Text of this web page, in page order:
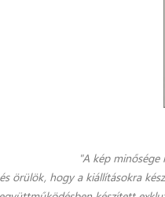
"A kép
örülök, hogy a kiállításokra